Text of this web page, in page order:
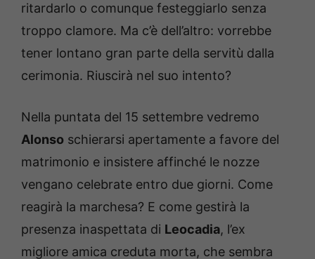
ritardarlo o comunque festeggiarlo senza
troppo clamore. Ma c’è dell’altro: vorrebbe
tener lontano gran parte della servitù dalla
cerimonia. Riuscirà nel suo intento?
Nella puntata del 15 settembre vedremo
Alonso schierarsi apertamente a favore del
matrimonio e insistere affinché le nozze
vengano celebrate entro due giorni. Come
reagirà la marchesa? E come gestirà la
presenza inaspettata di Leocadia, l’ex
migliore amica creduta morta, che sembra